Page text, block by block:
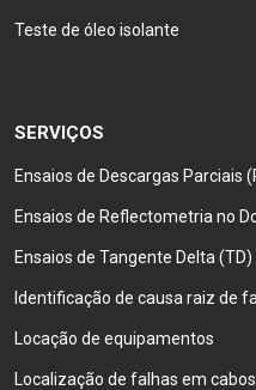
Teste de óleo isolante
SERVIÇOS
Ensaios de Descargas Parciais
Ensaios de Reflectometria no
Ensaios de Tangente Delta (TD)
Identificação de causa raiz de
Locação de equipamentos
Localização de falhas em cabos